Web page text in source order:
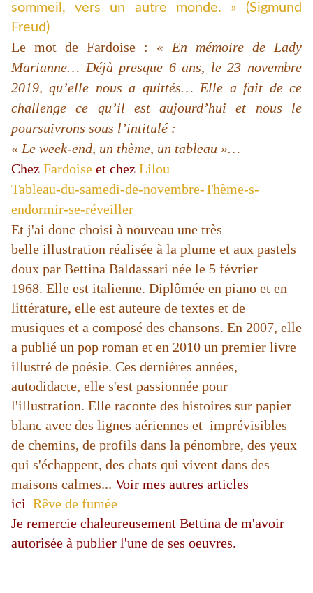
sommeil, vers un autre monde. » (Sigmund
Freud)
Le mot de Fardoise :
« En mémoire de Lady
Marianne… Déjà presque 6 ans, le 23 novembre
2019, qu’elle nous a quittés… Elle a fait de ce
challenge ce qu’il est aujourd’hui et nous le
poursuivrons sous l’intitulé :
« Le week-end, un thème, un tableau »…
Chez Fardoise et chez Lilou
Tableau-du-samedi-de-novembre-Thème-s-
endormir-se-réveiller
Et j'ai donc choisi à nouveau une très
belle illustration réalisée à la plume et aux pastels
doux par Bettina Baldassari née le 5 février
1968. Elle est italienne. Diplômée en piano et en
littérature, elle est auteure de textes et de
musiques et a composé des chansons. En 2007, elle
a publié un pop roman et en 2010 un premier livre
illustré de poésie. Ces dernières années,
autodidacte, elle s'est passionnée pour
l'illustration. Elle raconte des histoires sur papier
blanc avec des lignes aériennes et imprévisibles
de chemins, de profils dans la pénombre, des yeux
qui s'échappent, des chats qui vivent dans des
maisons calmes... Voir mes autres articles
ici Rêve de fumée
Je remercie chaleureusement Bettina de m'avoir
autorisée à publier l'une de ses oeuvres.